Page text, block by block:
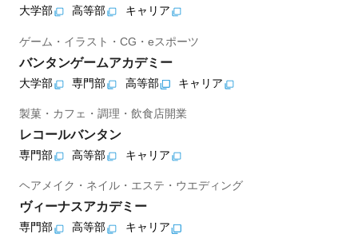
大学部 高等部 キャリア
ゲーム・イラスト・CG・eスポーツ
バンタンゲームアカデミー
大学部 専門部 高等部 キャリア
製菓・カフェ・調理・飲食店開業
レコールバンタン
専門部 高等部 キャリア
ヘアメイク・ネイル・エステ・ウエディング
ヴィーナスアカデミー
専門部 高等部 キャリア